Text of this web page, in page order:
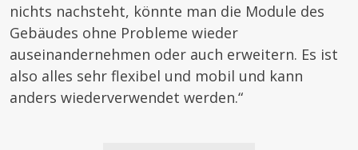
nichts nachsteht, könnte man die Module des
Gebäudes ohne Probleme wieder
auseinandernehmen oder auch erweitern. Es ist
also alles sehr flexibel und mobil und kann
anders wiederverwendet werden.“